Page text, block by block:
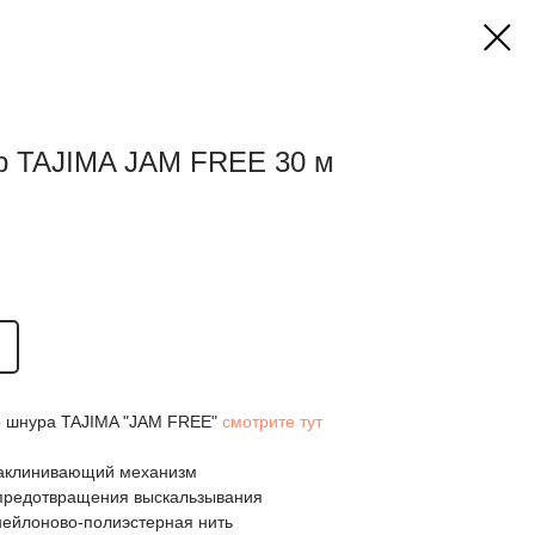
TAJIMA JAM FREE 30 м
TAJIMA "JAM FREE" смотрите тут
механизм
выскальзывания
полиэстерная нить